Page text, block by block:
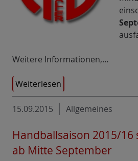
Weitere Informationen,…
Weiterlesen
15.09.2015 Allgemeines
Handballsaison 2015/
ab Mitte September